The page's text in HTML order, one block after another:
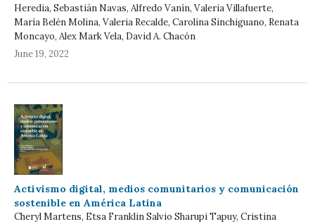
Heredia, Sebastián Navas, Alfredo Vanín, Valeria Villafuerte,
María Belén Molina, Valeria Recalde, Carolina Sinchiguano, Renata
Moncayo, Alex Mark Vela, David A. Chacón
June 19, 2022
Activismo digital, medios comunitarios y comunicación
sostenible en América Latina
Cheryl Martens, Etsa Franklin Salvio Sharupi Tapuy, Cristina